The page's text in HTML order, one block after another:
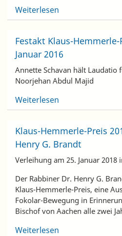
Weiterlesen
Festakt Klaus-Hemmerle-
Januar 2016
Annette Schavan hält Laudatio
Noorjehan Abdul Majid
Weiterlesen
Klaus-Hemmerle-Preis
Henry G. Brandt
Verleihung am 25. Januar 2018
Der Rabbiner Dr. Henry G.
Klaus-Hemmerle-Preis, eine
Fokolar-Bewegung in
Bischof von Aachen alle zwei
Weiterlesen